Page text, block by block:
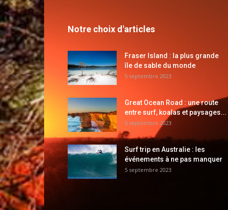
Notre choix d'articles
Fraser Island : la plus grande
île de sable du monde
5 septembre 2023
Great Ocean Road : une route
entre surf, koalas et paysages...
5 septembre 2023
Surf trip en Australie : les
événements à ne pas manquer
5 septembre 2023